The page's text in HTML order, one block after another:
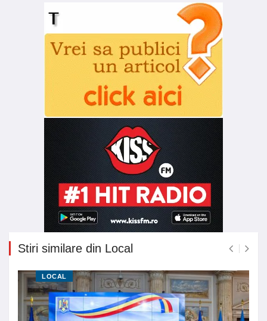
Stiri similare din Local
LOCAL